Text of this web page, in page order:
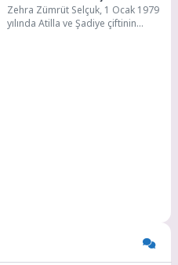
Zehra Zümrüt Selçuk, 1 Ocak 1979
yılında Atilla ve Şadiye çiftinin